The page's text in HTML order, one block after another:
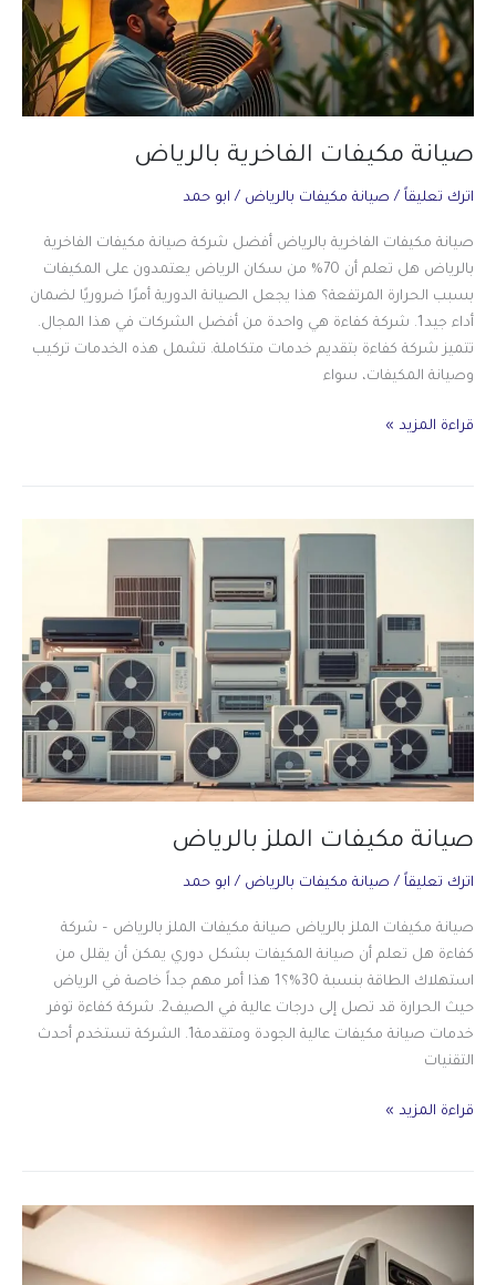
صيانة مكيفات الفاخرية بالرياض
اترك تعليقاً / صيانة مكيفات بالرياض / ابو حمد
صيانة مكيفات الفاخرية بالرياض أفضل شركة صيانة مكيفات الفاخرية
بالرياض هل تعلم أن 70% من سكان الرياض يعتمدون على المكيفات
بسبب الحرارة المرتفعة؟ هذا يجعل الصيانة الدورية أمرًا ضروريًا لضمان
أداء جيد1. شركة كفاءة هي واحدة من أفضل الشركات في هذا المجال.
تتميز شركة كفاءة بتقديم خدمات متكاملة. تشمل هذه الخدمات تركيب
وصيانة المكيفات، سواء
صيانة
قراءة المزيد »
صيانة مكيفات الملز بالرياض
اترك تعليقاً / صيانة مكيفات بالرياض / ابو حمد
صيانة مكيفات الملز بالرياض صيانة مكيفات الملز بالرياض – شركة
كفاءة هل تعلم أن صيانة المكيفات بشكل دوري يمكن أن يقلل من
استهلاك الطاقة بنسبة 30%؟1 هذا أمر مهم جداً خاصة في الرياض
حيث الحرارة قد تصل إلى درجات عالية في الصيف2. شركة كفاءة توفر
خدمات صيانة مكيفات عالية الجودة ومتقدمة1. الشركة تستخدم أحدث
التقنيات
صيانة
قراءة المزيد »